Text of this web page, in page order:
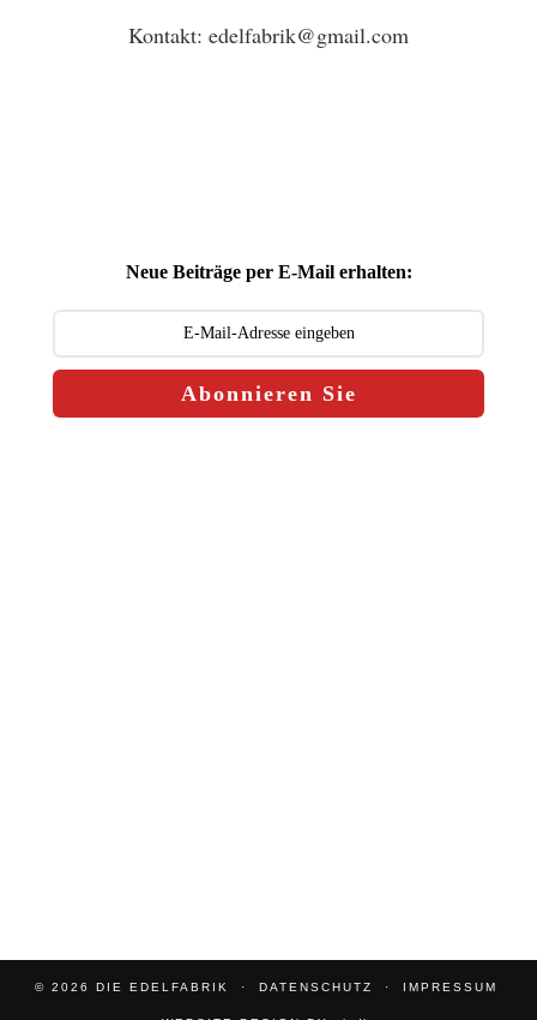
Kontakt: edelfabrik@gmail.com
Neue Beiträge per E-Mail erhalten:
Abonnieren Sie
© 2026 DIE EDELFABRIK DATENSCHUTZ IMPRESSUM